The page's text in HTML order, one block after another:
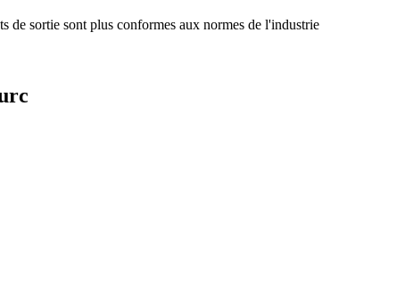
de sortie sont plus conformes aux normes de l'industrie